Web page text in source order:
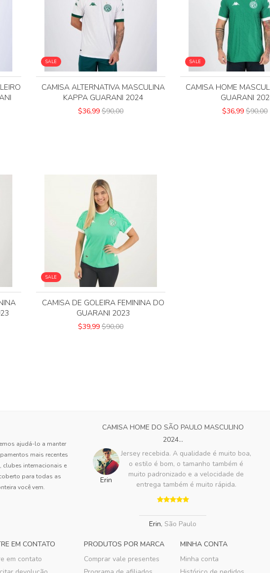
SALE
CAMISA ALTERNATIVA MASCULINA
KAPPA GUARANI 2024
$36,99 $90,00
SALE
CAMISA HOME
GUARANI
$36,99 $90,00
SALE
CAMISA DE GOLEIRA FEMININA DO
GUARANI 2023
$39,99 $90,00
ajudá-lo a manter
mais recentes
internacionais e
para todas as
você vem.
CAMISA HOME DO SÃO PAULO MASCULINO
2024...
Erin
Jersey recebida. A qualidade é muito boa,
o estilo é bom, o tamanho também é
muito padronizado e a velocidade de
entrega também é muito rápida.
Erin, São Paulo
EM CONTATO
em contato
PRODUTOS POR MARCA
Comprar vale presentes
MINHA CONTA
Minha conta